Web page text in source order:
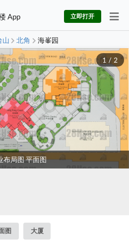
App 立即打开
山 北角 海峯园
布局图 平面图
1 / 2
图 大厦